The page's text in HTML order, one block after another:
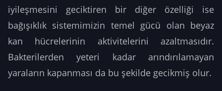
iyileşmesini geciktiren bir diğer özelliği ise
bağışıklık sistemimizin temel gücü olan beyaz
kan hücrelerinin aktivitelerini azaltmasıdır.
Bakterilerden yeteri kadar arındırılamayan
yaraların kapanması da bu şekilde gecikmiş olur.